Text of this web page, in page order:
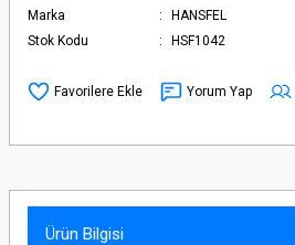
Marka
HANSFEL
Stok Kodu
HSF1042
Yorum Yap
Ürün Bilgisi